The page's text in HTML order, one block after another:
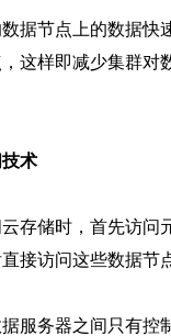
节点上的数据快
这样即减少集群
术
储时，首先访问
接访问这些数据节
务器之间只有控